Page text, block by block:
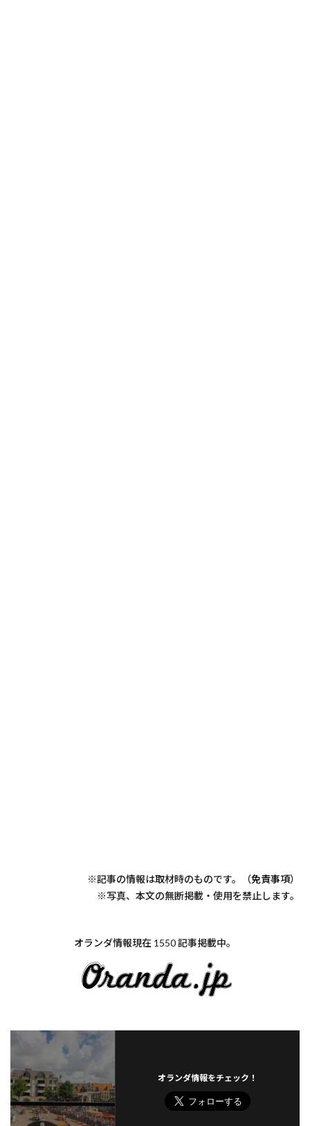
※記事の情報は取材時のものです。（免責事項）
※写真、本文の無断掲載・使用を禁止します。
オランダ情報現在 1550 記事掲載中。
オランダ情報をチェック！